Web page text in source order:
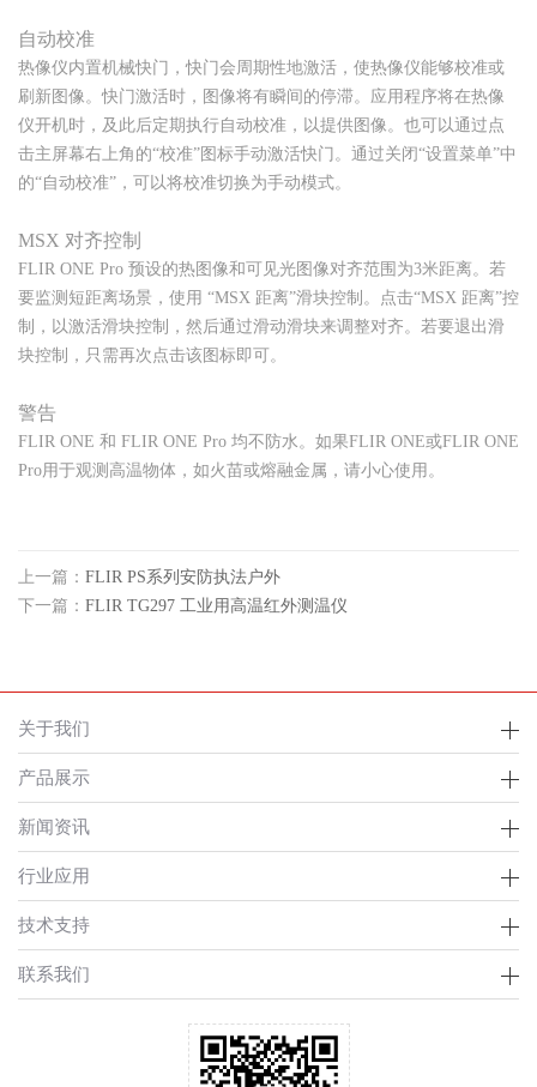
自动校准
热像仪内置机械快门，快门会周期性地激活，使热像仪能够校准或
刷新图像。快门激活时，图像将有瞬间的停滞。应用程序将在热像
仪开机时，及此后定期执行自动校准，以提供图像。也可以通过点
击主屏幕右上角的“校准”图标手动激活快门。通过关闭“设置菜单”中
的“自动校准”，可以将校准切换为手动模式。
MSX 对齐控制
FLIR ONE Pro 预设的热图像和可见光图像对齐范围为3米距离。若
要监测短距离场景，使用 “MSX 距离”滑块控制。点击“MSX 距离”控
制，以激活滑块控制，然后通过滑动滑块来调整对齐。若要退出滑
块控制，只需再次点击该图标即可。
警告
FLIR ONE 和 FLIR ONE Pro 均不防水。如果FLIR ONE或FLIR ONE
Pro用于观测高温物体，如火苗或熔融金属，请小心使用。
上一篇： FLIR PS系列安防执法户外
下一篇： FLIR TG297 工业用高温红外测温仪
关于我们
产品展示
新闻资讯
行业应用
技术支持
联系我们